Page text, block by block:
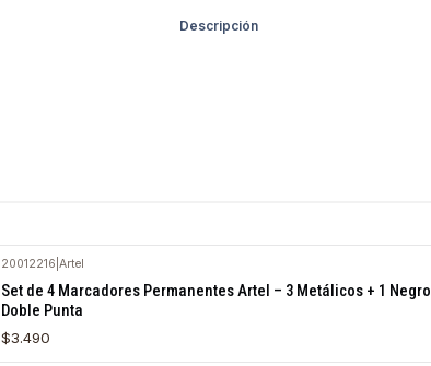
Descripción
20012216 |Artel
Set de 4 Marcadores Permanentes Artel – 3 Metálicos + 1 Negro
Doble Punta
$3.490